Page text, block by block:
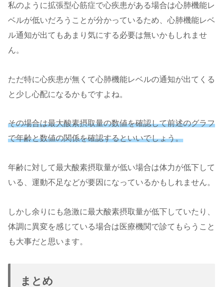
私のように拡張型心筋症で心疾患がある場合は心肺機能レ
ベルが低いだろうことが分かっているため、心肺機能レベ
ル通知が出てもあまり気にする必要は無いかもしれませ
ん。
ただ特に心疾患が無くて心肺機能レベルの通知が出てくる
と少し心配になるかもですよね。
その場合は最大酸素摂取量の数値を確認して前述のグラフ
で年齢と数値の関係を確認するといいでしょう。
年齢に対して最大酸素摂取量が低い場合は体力が低下して
いる、運動不足などが要因になっているかもしれません。
しかし余りにも急激に最大酸素摂取量が低下していたり、
体調に異変を感じている場合は医療機関で診てもらうこと
も大事だと思います。
まとめ